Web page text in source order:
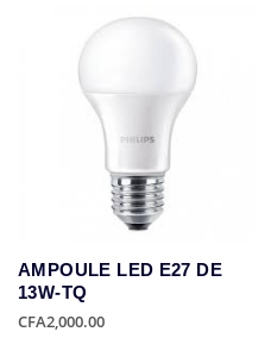
AMPOULE LED E27 DE
13W-TQ
CFA2,000.00